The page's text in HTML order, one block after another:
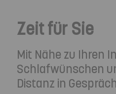
Zeit für Sie
Mit Nähe zu Ihren
Schlafwünschen
Distanz in